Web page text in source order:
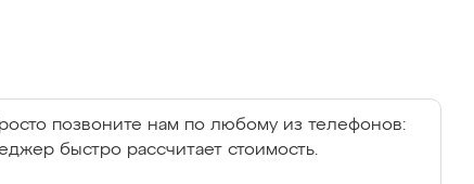
позвоните нам по любому из телефонов:
быстро рассчитает стоимость.